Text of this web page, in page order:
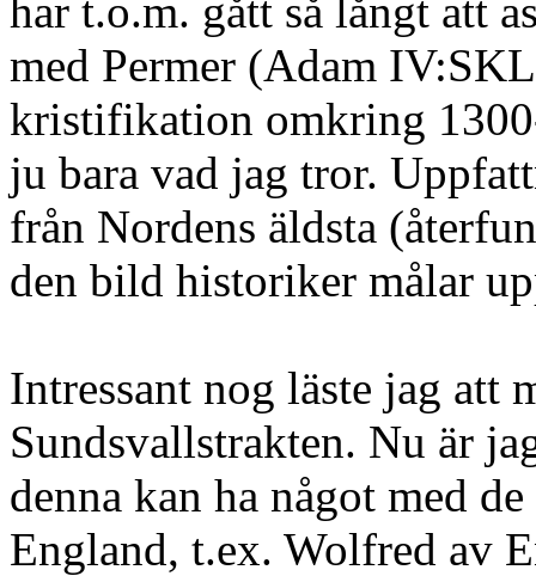
har t.o.m. gått så långt att
med Permer (Adam
kristifikation omkring
ju bara vad jag tror.
från Nordens äldsta
den bild historiker målar
Intressant nog läste jag att
Sundsvallstrakten. Nu är
denna kan ha något med
England, t.ex. Wolfred av